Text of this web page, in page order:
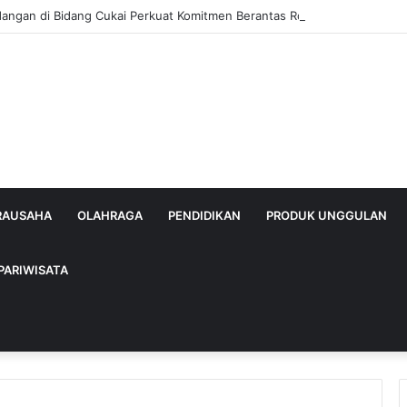
di Bidang Cukai Perkuat Komitmen Berantas Rokok Ilegal di
OLAHRAGA PENDIDIKAN PRODUK UNGGULAN